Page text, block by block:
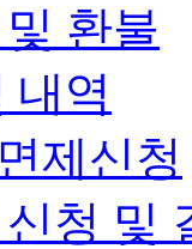
환불
내역
제신청
청 및